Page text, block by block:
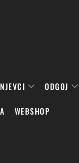
ODGOJ
WEBSHOP